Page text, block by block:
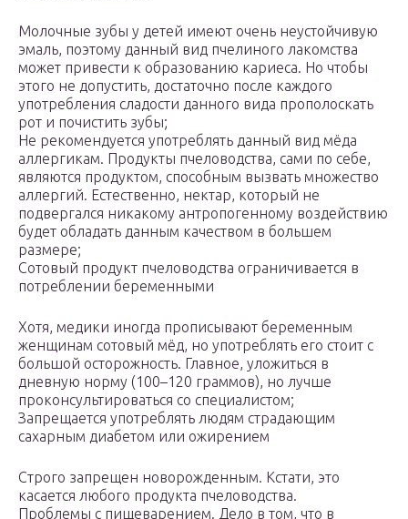
Молочные зубы у детей имеют очень неустойчивую
эмаль, поэтому данный вид пчелиного лакомства
может привести к образованию кариеса. Но чтобы
этого не допустить, достаточно после каждого
употребления сладости данного вида прополоскать
рот и почистить зубы;
Не рекомендуется употреблять данный вид мёда
аллергикам. Продукты пчеловодства, сами по себе,
являются продуктом, способным вызвать множество
аллергий. Естественно, нектар, который не
подвергался никакому антропогенному воздействию
будет обладать данным качеством в большем
размере;
Сотовый продукт пчеловодства ограничивается в
потреблении беременными
Хотя, медики иногда прописывают беременным
женщинам сотовый мёд, но употреблять его стоит с
большой осторожность. Главное, уложиться в
дневную норму (100–120 граммов), но лучше
проконсультироваться со специалистом;
Запрещается употреблять людям страдающим
сахарным диабетом или ожирением
Строго запрещен новорожденным. Кстати, это
касается любого продукта пчеловодства.
Проблемы с пищеварением. Дело в том, что в